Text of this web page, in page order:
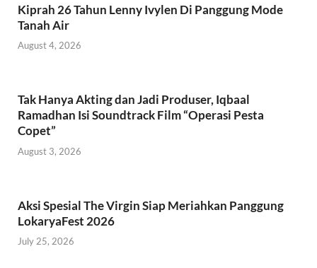
Kiprah 26 Tahun Lenny Ivylen Di Panggung Mode
Tanah Air
August 4, 2026
Tak Hanya Akting dan Jadi Produser, Iqbaal
Ramadhan Isi Soundtrack Film “Operasi Pesta
Copet”
August 3, 2026
Aksi Spesial The Virgin Siap Meriahkan Panggung
LokaryaFest 2026
July 25, 2026